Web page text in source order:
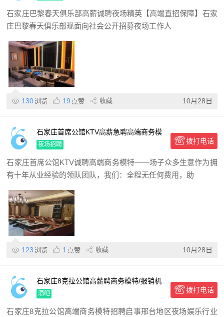
石家庄巴黎春天俱乐部高薪诚聘夜场精英【高端直招保障】石家
庄巴黎春天俱乐部现面向社会公开招募夜场工作人
130浏览 19 点赞 收藏 10月28日
石家庄首席公馆KTV高薪急聘高端商务模
特,日结包住宿,场子多生意稳,形象气质佳
优先
夜场招聘 拨打电话
石家庄首席公馆KTV诚聘高端商务模特——场子众多生意作为拥
有十年从业经验的领队团队，我们：全程无任何费用，助
123 浏览 1 点赞 收藏 10月28日
石家庄8克拉公馆高薪聘商务模特/报销机
票/可兼职,日结高薪,青春靓丽优先
酒吧 拨打电话
石家庄8克拉公馆高端商务模特招聘启事邢台地区夜场娱乐行业